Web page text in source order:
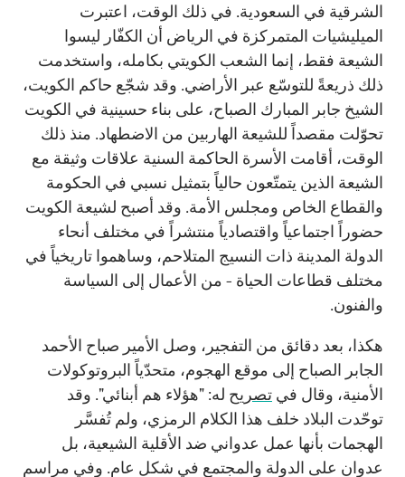
الشرقية في السعودية. في ذلك الوقت، اعتبرت
الميليشيات المتمركزة في الرياض أن الكفّار ليسوا
الشيعة فقط، إنما الشعب الكويتي بكامله، واستخدمت
ذلك ذريعةً للتوسّع عبر الأراضي. وقد شجّع حاكم الكويت،
الشيخ جابر المبارك الصباح، على بناء حسينية في الكويت
تحوّلت مقصداً للشيعة الهاربين من الاضطهاد. منذ ذلك
الوقت، أقامت الأسرة الحاكمة السنية علاقات وثيقة مع
الشيعة الذين يتمتّعون حالياً بتمثيل نسبي في الحكومة
والقطاع الخاص ومجلس الأمة. وقد أصبح لشيعة الكويت
حضوراً اجتماعياً واقتصادياً منتشراً في مختلف أنحاء
الدولة المدينة ذات النسيج المتلاحم، وساهموا تاريخياً في
مختلف قطاعات الحياة - من الأعمال إلى السياسة
والفنون.
هكذا، بعد دقائق من التفجير، وصل الأمير صباح الأحمد
الجابر الصباح إلى موقع الهجوم، متحدّياً البروتوكولات
الأمنية، وقال في تصريح له: "هؤلاء هم أبنائي". وقد
توحّدت البلاد خلف هذا الكلام الرمزي، ولم تُفسَّر
الهجمات بأنها عمل عدواني ضد الأقلية الشيعية، بل
عدوان على الدولة والمجتمع في شكل عام. وفي مراسم